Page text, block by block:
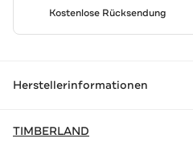
Kostenlose Rücksendung
Herstellerinformationen
TIMBERLAND